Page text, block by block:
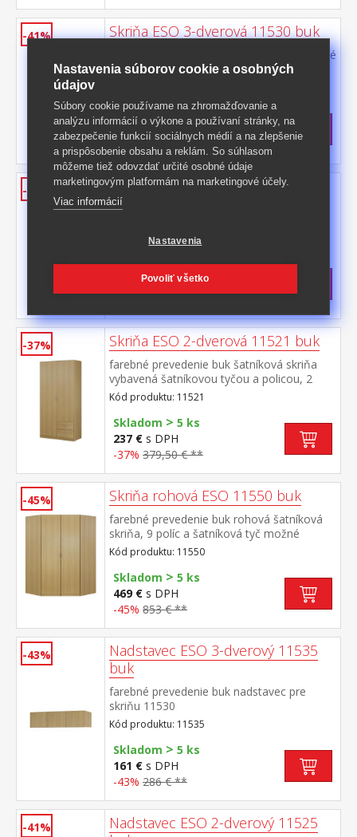
-41% Skriňa ESO 3-dverová 11530 buk
farebné prevedenie buk 1 zrkadlové a 2 plné
dvere, 2 malé zásuvky možné doplniť o
Skladom> 5 ks
312,50 €s DPH
-41% 535,50 € **
-38% Skriňa ESO 2-dverová 11520 buk
farebné prevedenie buk šatníková skriňa
policou možné doplniť o nadstavec 11525
Kód produktu: 11520
Skladom>5 ks
179 €s DPH
-37% Skriňa ESO 2-dverová 11521 buk
farebné prevedenie buk šatníková skriňa
vybavená šatníkovou tyčou a policou, 2
malé zásuvky možné doplniť o nadstavec
11525
Kód produktu: 11521
Skladom > 5 ks
237 € s DPH
-37% 379,50 € **
-45% Skriňa rohová ESO 11550 buk
farebné prevedenie buk rohová šatníková
skriňa, 9 políc a šatníková tyč možné
doplniť o nadstavec 11555
Kód produktu: 11550
Skladom > 5 ks
469 € s DPH
-45% 853 € **
-43%
Nadstavec ESO 3-dverový 11535
buk
farebné prevedenie buk nadstavec pre
skriňu 11530
Kód produktu: 11535
Skladom > 5 ks
161 € s DPH
-43% 286 € **
-41%
Nadstavec ESO 2-dverový 11525
Nastavenia súborov cookie a osobných
údajov
Súbory cookie používame na zhromažďovanie a
analýzu informácií o výkone a používaní stránky, na
zabezpečenie funkcií sociálnych médií a na zlepšenie
a prispôsobenie obsahu a reklám. So súhlasom
môžeme tiež odovzdať určité osobné údaje
marketingovým platformám na marketingové účely.
Viac informácií
Nastavenia
Povoliť všetko